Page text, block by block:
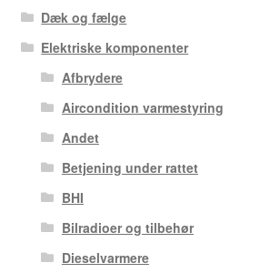
Dæk og fælge
Elektriske komponenter
Afbrydere
Aircondition varmestyring
Andet
Betjening under rattet
BHI
Bilradioer og tilbehør
Dieselvarmere